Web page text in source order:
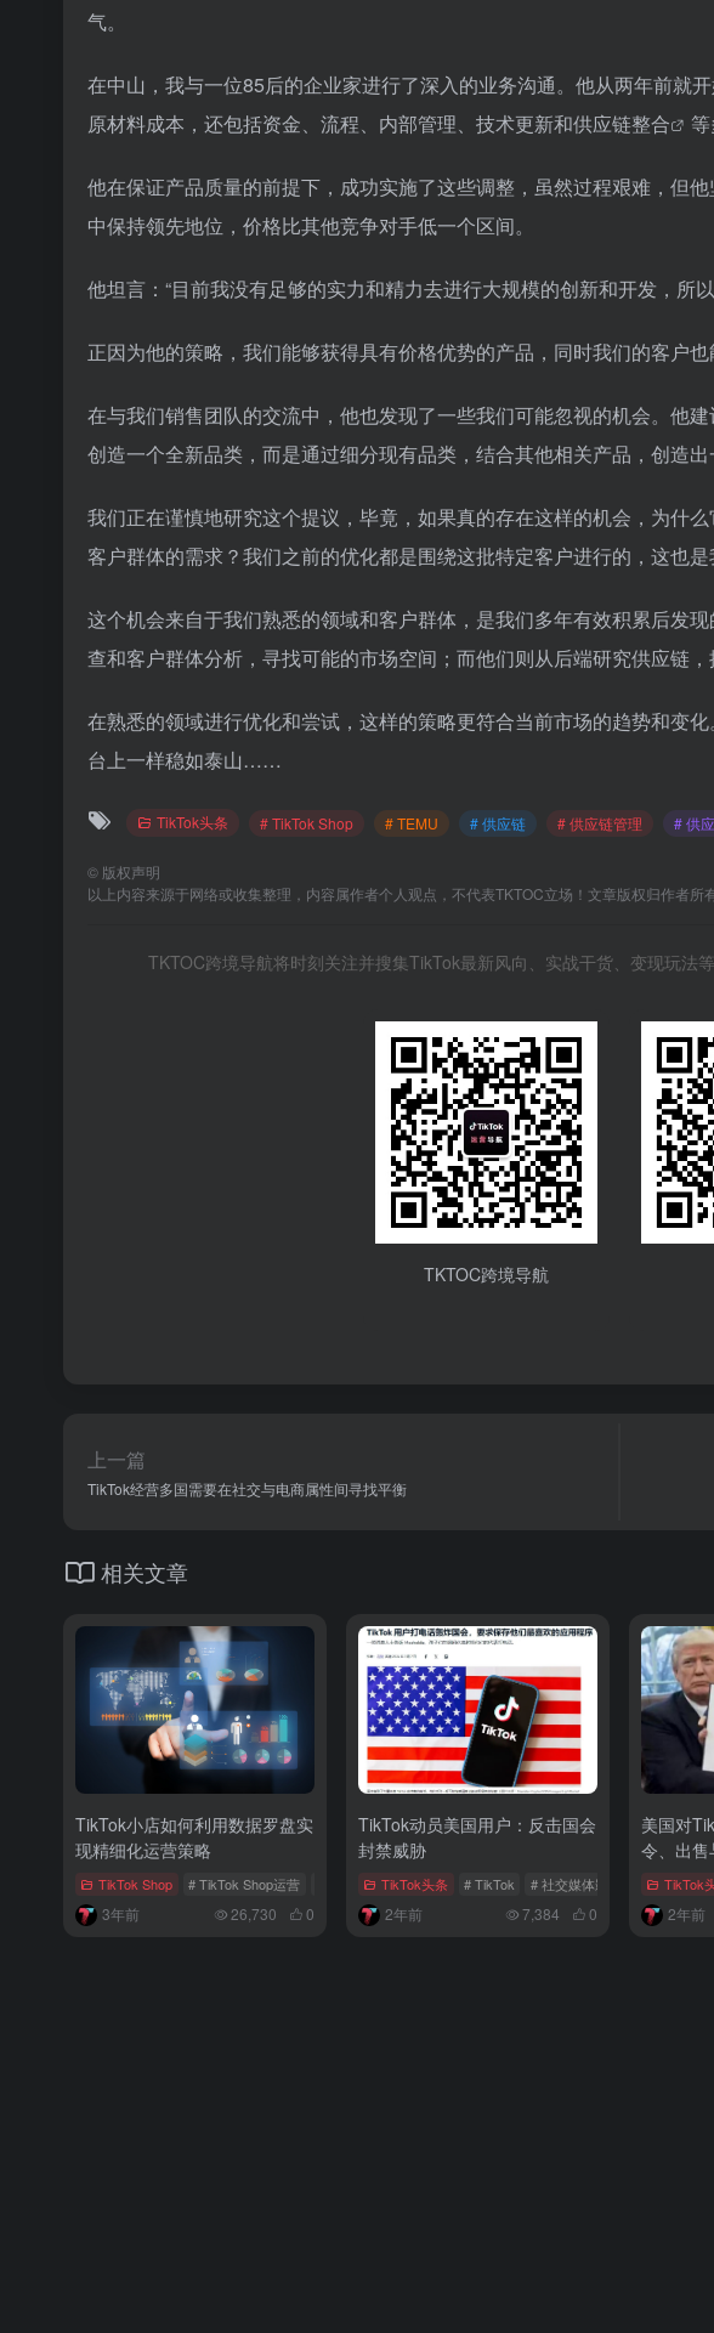
气。
在中山，我与一位85后的企业家进行了深入的业务沟通。他从两年前就
原材料成本，还包括资金、流程、内部管理、技术更新和供应链整合
他在保证产品质量的前提下，成功实施了这些调整，虽然过程艰难，但
中保持领先地位，价格比其他竞争对手低一个区间。
他坦言：“目前我没有足够的实力和精力去进行大规模的创新和开发，所
正因为他的策略，我们能够获得具有价格优势的产品，同时我们的客户
在与我们销售团队的交流中，他也发现了一些我们可能忽视的机会。他
创造一个全新品类，而是通过细分现有品类，结合其他相关产品，创造出
我们正在谨慎地研究这个提议，毕竟，如果真的存在这样的机会，为什
客户群体的需求？我们之前的优化都是围绕这批特定客户进行的，这也
这个机会来自于我们熟悉的领域和客户群体，是我们多年有效积累后发
查和客户群体分析，寻找可能的市场空间；而他们则从后端研究供应链，
在熟悉的领域进行优化和尝试，这样的策略更符合当前市场的趋势和变
台上一样稳如泰山……
TikTok头条 # TikTok Shop # TEMU # 供应链 # 供应链管理 # 供
© 版权声明
以上内容来源于网络或收集整理，内容属作者个人观点，不代表TKTOC立场！文章版权归作者所
TKTOC跨境导航将时刻关注并搜集TikTok最新风向、实战干货、变现玩法
TKTOC跨境导航
上一篇
TikTok经营多国需要在社交与电商属性间寻找平衡
相关文章
TikTok小店如何利用数据罗盘实
现精细化运营策略
TikTok Shop # TikTok Shop运营 # TikTok Shop数据分析 # TikTok Shop
3年前 26,730 0
TikTok动员美国用户：反击国会
封禁威胁
TikTok头条 # TikTok # 社交媒体影响力 # TikTok
2年前 7,384 0
美国对
令、出售
TikTok
2年前